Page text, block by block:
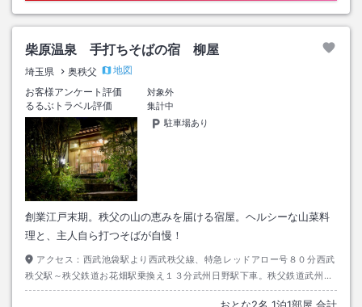
柴原温泉 手打ちそばの宿 柳屋
埼玉県 奥秩父
地図
お客様アンケート評価
対象外
るるぶトラベル評価
集計中
駐車場あり
創業江戸末期。秩父の山の恵みを届ける宿屋。ヘルシーな山菜料
理と、主人自ら打つそばが自慢！
アクセス： 西武池袋駅より西武秩父線、特急レッドアロー号８０分西武
秩父駅～秩父鉄道お花畑駅乗換え１３分武州日野駅下車。秩父鉄道武州日
野駅お迎え(15：00～17：00)可能。
おとな2名 1泊1部屋 合計